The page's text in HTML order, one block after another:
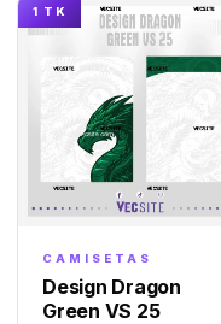
1 TK
CAMISETAS
Design Dragon
Green VS 25